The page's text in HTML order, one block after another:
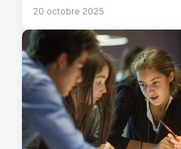
20 octobre 2025